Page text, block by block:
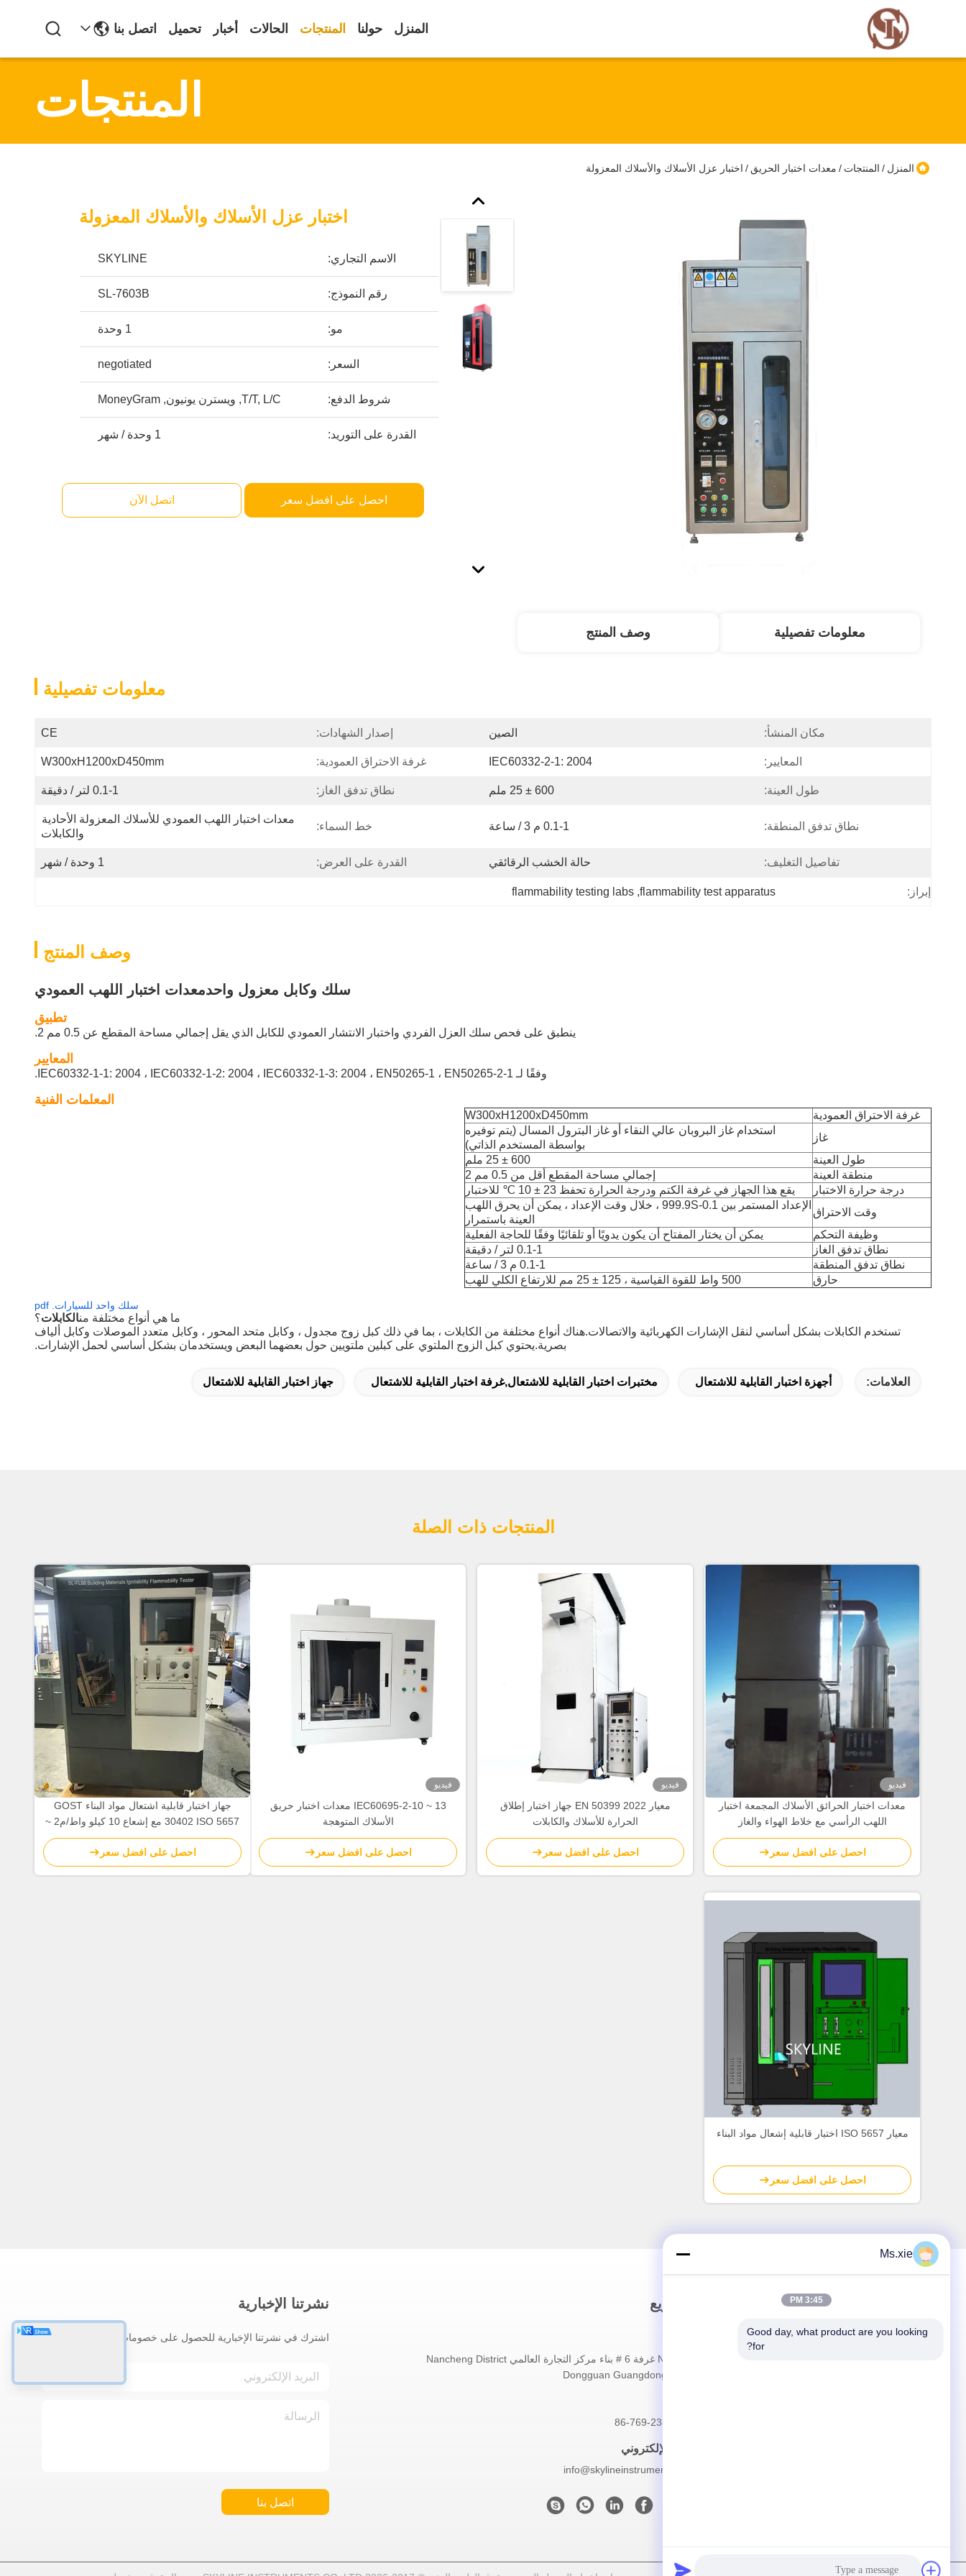
المنزل حولنا المنتجات الحالات أخبار تحميل اتصل بنا
المنتجات
المنزل / المنتجات / معدات اختبار الحريق / اختبار عزل الأسلاك والأسلاك المعزولة
اختبار عزل الأسلاك والأسلاك المعزولة
الاسم التجاري: SKYLINE
رقم النموذج: SL-7603B
مو: 1 وحدة
السعر: negotiated
شروط الدفع: T/T, L/C, ويسترن يونيون, MoneyGram
القدرة على التوريد: 1 وحدة / شهر
احصل على افضل سعر اتصل الآن
معلومات تفصيلية وصف المنتج
معلومات تفصيلية
مكان المنشأ: الصين إصدار الشهادات: CE
المعايير: IEC60332-2-1: 2004 غرفة الاحتراق العمودية: W300xH1200xD450mm
طول العينة: 600 ± 25 ملم نطاق تدفق الغاز: 0.1-1 لتر / دقيقة
نطاق تدفق المنطقة: 0.1-1 م 3 / ساعة خط السماء:
والكابلات
تفاصيل التغليف: حالة الخشب الرقائقي القدرة على العرض: 1 وحدة / شهر
إبراز: flammability test apparatus
,
flammability testing labs
وصف المنتج
سلك وكابل معزول واحدمعدات اختبار اللهب العمودي
تطبيق
ينطبق على فحص سلك العزل الفردي واختبار الانتشار العمودي للكابل الذي يقل إجمالي مساحة المقطع عن 0.5 مم 2.
المعايير
وفقًا لـ IEC60332-1-1: 2004 ، IEC60332-1-2: 2004 ، IEC60332-1-3: 2004 ، EN50265-1 ، EN50265-2-1.
المعلمات الفنية
غرفة الاحتراق العمودية
W300xH1200xD450mm
غاز
استخدام غاز البروبان عالي النقاء أو غاز البترول المسال (يتم توفيره
بواسطة المستخدم الذاتي)
طول العينة
600 ± 25 ملم
منطقة العينة
إجمالي مساحة المقطع أقل من 0.5 مم 2
درجة حرارة الاختبار
يقع هذا الجهاز في غرفة الكتم ودرجة الحرارة تحفظ 23 ± 10 ℃ للاختبار
وقت الاحتراق
الإعداد المستمر بين 0.1-999.9S ، خلال وقت الإعداد ، يمكن أن يحرق اللهب
العينة باستمرار
وظيفة التحكم
يمكن أن يختار المفتاح أن يكون يدويًا أو تلقائيًا وفقًا للحاجة الفعلية
نطاق تدفق الغاز
0.1-1 لتر / دقيقة
نطاق تدفق المنطقة
0.1-1 م 3 / ساعة
حارق
500 واط للقوة القياسية ، 125 ± 25 مم للارتفاع الكلي للهب
سلك واحد للسيارات. pdf
ما هي أنواع مختلفة منالكابلات؟
تستخدم الكابلات بشكل أساسي لنقل الإشارات الكهربائية والاتصالات.هناك أنواع مختلفة من الكابلات ، بما في ذلك كبل زوج مجدول ، وكابل متحد المحور ، وكابل متعدد الموصلات وكابل ألياف
بصرية.يحتوي كبل الزوج الملتوي على كبلين ملتويين حول بعضهما البعض ويستخدمان بشكل أساسي لحمل الإشارات.
العلامات: أجهزة اختبار القابلية للاشتعال مختبرات اختبار القابلية للاشتعال,غرفة اختبار القابلية للاشتعال جهاز اختبار القابلية للاشتعال
المنتجات ذات الصلة
فيديو
معدات اختبار الحرائق الأسلاك المجمعة اختبار
اللهب الرأسي مع خلاط الهواء والغاز
احصل على افضل سعر
فيديو
معيار EN 50399 2022 جهاز اختبار إطلاق
الحرارة للأسلاك والكابلات
احصل على افضل سعر
فيديو
IEC60695-2-10 ~ 13 معدات اختبار حريق
الأسلاك المتوهجة
احصل على افضل سعر
جهاز اختبار قابلية اشتعال مواد البناء GOST
30402 ISO 5657 مع إشعاع 10 كيلو واط/م2 ~
70 كيلو واط/م2 ومخرج 50 واط
احصل على افضل سعر
معيار ISO 5657 اختبار قابلية إشعال مواد البناء
احصل على افضل سعر
المنزل
اتصال سريع
No.1802 غرفة 6 # بناء مركز التجارة العالمي Nancheng District
Dongguan Guangdong China
86-769-23830463
البريد الإلكتروني
info@skylineinstruments.com
نشرتنا الإخبارية
اشترك في نشرتنا الإخبارية للحصول على خصومات وأكثر.
اتصل بنا
Ms.xie
3:45 PM
Good day, what product are you looking
for?